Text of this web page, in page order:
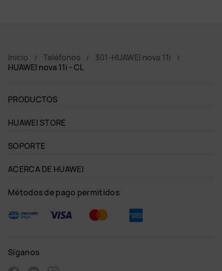
Inicio Teléfonos
301-HUAWEI nova 11i
HUAWEI nova 11i - CL
PRODUCTOS
HUAWEI STORE
SOPORTE
ACERCA DE HUAWEI
Métodos de pago permitidos
Síganos